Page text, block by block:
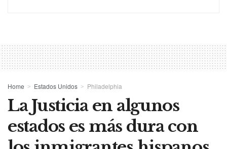
Home Estados Unidos Philadelphia
La Justicia en algunos
estados es más dura con